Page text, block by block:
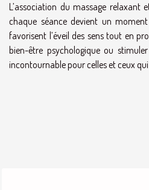
L’association du massage relaxant
chaque séance devient un
favorisent l’éveil des sens tout en
bien-être psychologique ou
incontournable pour celles et ceux